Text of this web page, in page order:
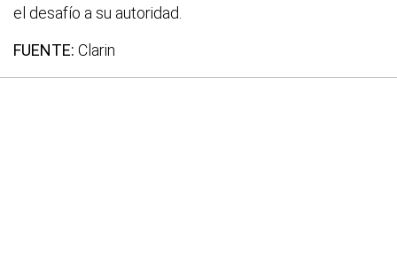
el desafío a su autoridad.
FUENTE: Clarin